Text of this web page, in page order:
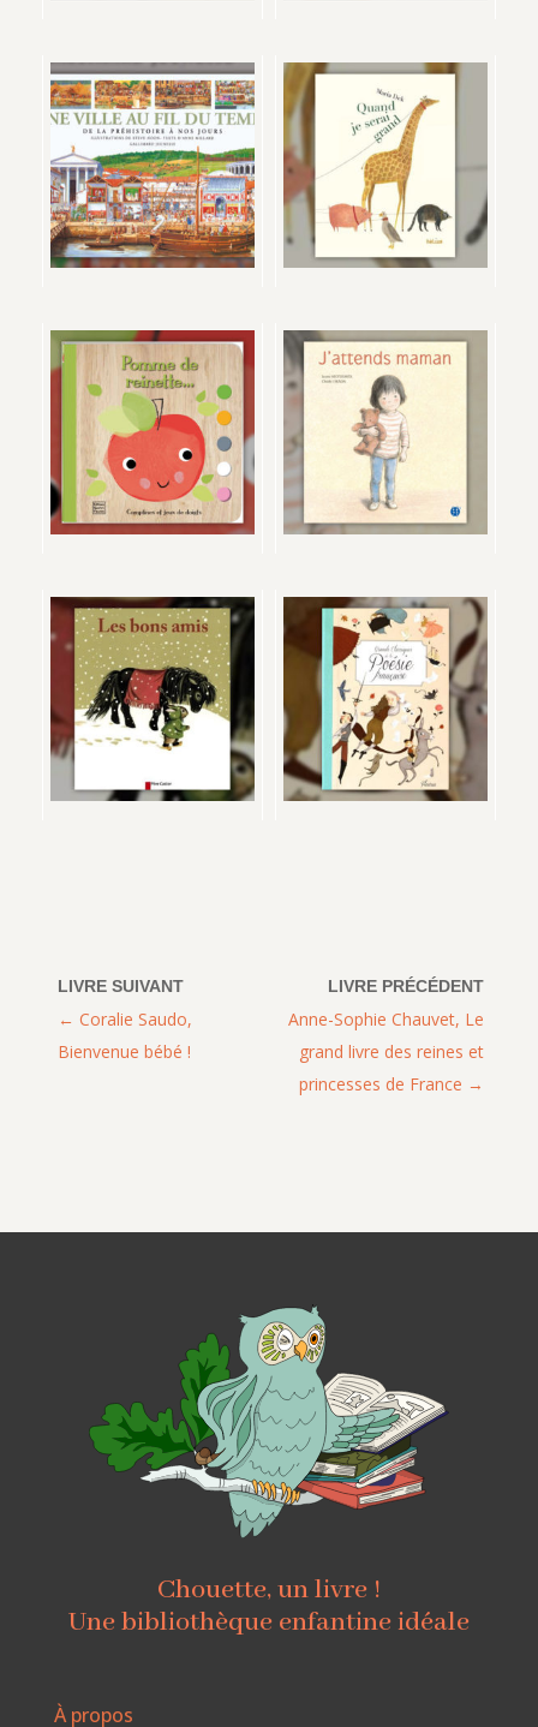
Anne-Sophie Chauvet, Le
grand livre des reines et
princesses de France
Coralie Saudo,
Bienvenue bébé !
Chouette, un livre !
Une bibliothèque enfantine idéale
À propos